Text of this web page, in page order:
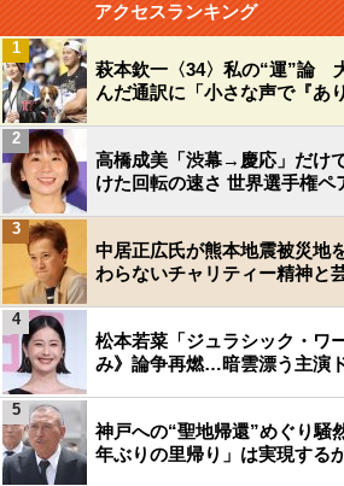
アクセスランキング
萩本欽一〈34〉私の“運”論
んだ通訳に「小さな声で『あ
1
高橋成美「渋幕→慶応」だけ
けた回転の速さ 世界選手権
2
中居正広氏が熊本地震被災地
わらないチャリティー精神と
3
松本若菜「ジュラシック・ワ
み》論争再燃…暗雲漂う主演
4
神戸への“聖地帰還”めぐり
年ぶりの里帰り」は実現する
5